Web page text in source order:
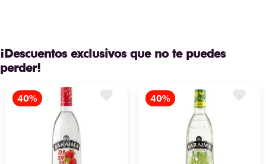
¡Descuentos exclusivos que no te puedes
perder!